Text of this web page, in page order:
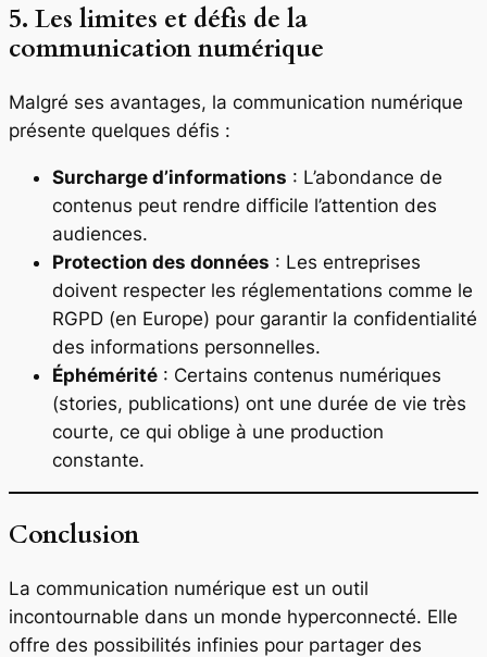
5. Les limites et défis de la
communication numérique
Malgré ses avantages, la communication numérique
présente quelques défis :
Surcharge d’informations : L’abondance de
contenus peut rendre difficile l’attention des
audiences.
Protection des données : Les entreprises
doivent respecter les réglementations comme le
RGPD (en Europe) pour garantir la confidentialité
des informations personnelles.
Éphémérité : Certains contenus numériques
(stories, publications) ont une durée de vie très
courte, ce qui oblige à une production
constante.
Conclusion
La communication numérique est un outil
incontournable dans un monde hyperconnecté. Elle
offre des possibilités infinies pour partager des